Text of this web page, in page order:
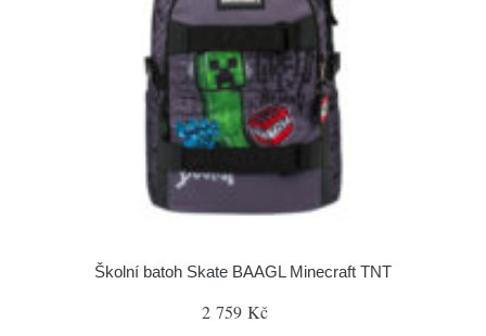
Školní batoh Skate BAAGL Minecraft TNT
2 759 Kč